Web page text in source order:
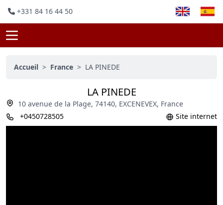
+331 84 16 44 50
Accueil > France > LA PINEDE
LA PINEDE
10 avenue de la Plage, 74140, EXCENEVEX, France
+0450728505
Site internet